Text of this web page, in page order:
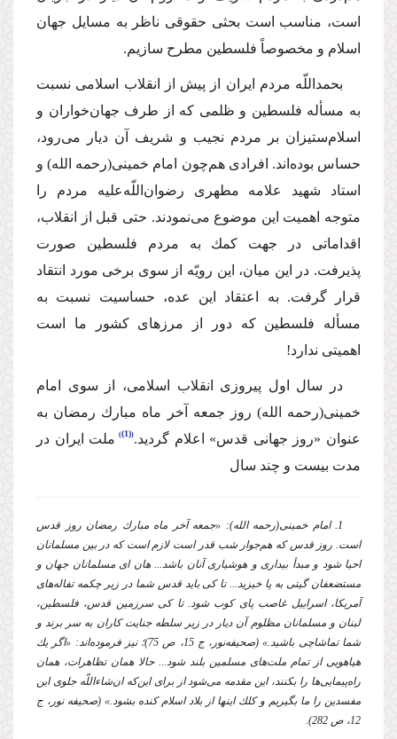
است، مناسب است بحثى حقوقى ناظر به مسایل جهان
اسلام و مخصوصاً فلسطین مطرح سازیم.
بحمداللّه مردم ایران از پیش از انقلاب اسلامى نسبت
به مسأله فلسطین و ظلمى كه از طرف جهان‌خواران و
اسلام‌ستیزان بر مردم نجیب و شریف آن دیار مى‌رود،
حساس بوده‌اند. افرادى هم‌چون امام خمینى(رحمه الله)و
استاد شهید علامه مطهرى رضوان‌اللّه‌علیه مردم را
متوجه اهمیت این موضوع مى‌نمودند. حتى قبل از انقلاب،
اقداماتى در جهت كمك به مردم فلسطین صورت
پذیرفت. در این میان، این رویّه از سوى برخى مورد انتقاد
قرار گرفت. به اعتقاد این عده، حساسیت نسبت به
مسأله فلسطین كه دور از مرزهاى كشور ما است
اهمیتى ندارد!
در سال اول پیروزى انقلاب اسلامى، از سوى امام
خمینى(رحمه الله) روز جمعه آخر ماه مبارك رمضان به
عنوان «روز جهانى قدس» اعلام گردید. (1)
ملت ایران در
مدت بیست و چند سال
1. امام خمینى (رحمه الله): «جمعه آخر ماه مبارك رمضان روز قدس
است. روز قدس كه هم‌جوار شب قدر است لازم است كه در بین مسلمانان
احیا شود و مبدأ بیدارى و هوشیارى آنان باشد... هان اى مسلمانان جهان و
مستضعفان گیتى به پا خیزید... تا كى باید قدس شما در زیر چكمه تفاله‌هاى
آمریكا، اسراییل غاصب پاى كوب شود. تا كى سرزمین قدس، فلسطین،
لبنان و مسلمانان مظلوم آن دیار در زیر سلطه جنایت كاران به سر برند و
شما تماشاچى باشید.» (صحیفه‌نور، ج 15، ص 75)؛ نیز فرموده‌اند: «اگر یك
هیاهویى از تمام ملت‌هاى مسلمین بلند شود... حالا همان تظاهرات، همان
راه‌پیمایى‌ها را بكنند، این مقدمه مى‌شود از براى این‌كه ان‌شاءاللّه جلوى این
مفسدین را ما بگیریم و كلك اینها از بلاد اسلام كنده بشود.» (صحیفه نور، ج
12، ص 282).